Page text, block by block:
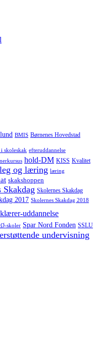
BMIS Børnenes Hovedstad
skoleskak efteruddannelse
hold-DM KISS Kvalitet
leg og læring læring
skakshoppen
Skakdag Skolernes Skakdag
2017 Skolernes Skakdag 2018
uddannelse
Ø-skoler Spar Nord Fonden SSLU
undervisning